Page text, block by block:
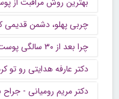
چربی پهلو، دشمن قدیمی
چرا بعد از ۳۰ سالگی پوست تغییر می‌کند؟
دکتر عارفه هدایتی رو تو
دکتر مریم رومیانی -